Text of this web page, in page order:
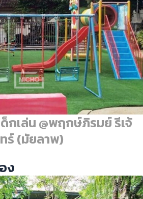
กเล่น @พฤกษ์ภิรมย์ รีเจ้
ร์ (มัยลาพ)
ง